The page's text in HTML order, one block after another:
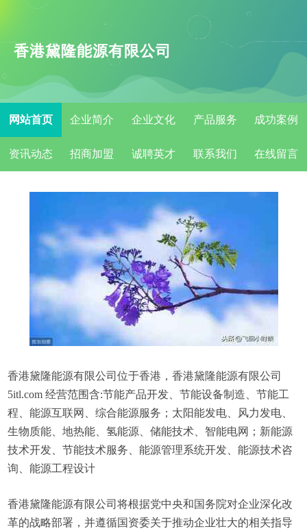
香港黛隆能源有限公司
网站首页 企业简介 企业文化 产品服务 成功案例
资讯动态 招商加盟 诚聘英才 联系我们 在线留言
香港黛隆能源有限公司位于香港，香港黛隆能源有限公司
5itl.com 经营范围含:节能产品开发、节能设备制造、节能工
程、能源互联网、综合能源服务；太阳能发电、风力发电、
生物质能、地热能、氢能源、储能技术、智能电网；新能源
技术开发、节能技术服务、能源管理系统开发、能源技术咨
询、能源工程设计
香港黛隆能源有限公司将根据党中央和国务院对企业深化改
革的战略部署，并遵循国资委关于推动企业壮大的相关指导